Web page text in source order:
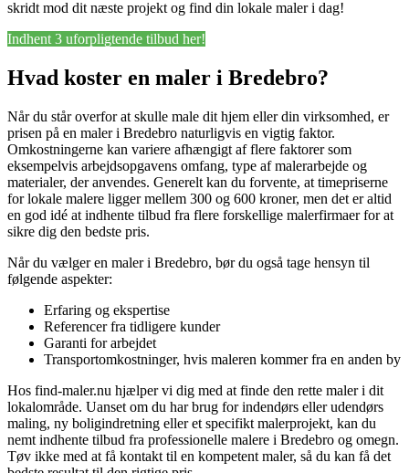
skridt mod dit næste projekt og find din lokale maler i dag!
Indhent 3 uforpligtende tilbud her!
Hvad koster en maler i Bredebro?
Når du står overfor at skulle male dit hjem eller din virksomhed, er
prisen på en maler i Bredebro naturligvis en vigtig faktor.
Omkostningerne kan variere afhængigt af flere faktorer som
eksempelvis arbejdsopgavens omfang, type af malerarbejde og
materialer, der anvendes. Generelt kan du forvente, at timepriserne
for lokale malere ligger mellem 300 og 600 kroner, men det er altid
en god idé at indhente tilbud fra flere forskellige malerfirmaer for at
sikre dig den bedste pris.
Når du vælger en maler i Bredebro, bør du også tage hensyn til
følgende aspekter:
Erfaring og ekspertise
Referencer fra tidligere kunder
Garanti for arbejdet
Transportomkostninger, hvis maleren kommer fra en anden by
Hos find-maler.nu hjælper vi dig med at finde den rette maler i dit
lokalområde. Uanset om du har brug for indendørs eller udendørs
maling, ny boligindretning eller et specifikt malerprojekt, kan du
nemt indhente tilbud fra professionelle malere i Bredebro og omegn.
Tøv ikke med at få kontakt til en kompetent maler, så du kan få det